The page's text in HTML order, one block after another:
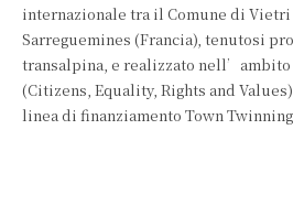
internazionale tra il Comune di
Sarreguemines (Francia), tenutosi
transalpina, e realizzato nell’ambito
(Citizens, Equality, Rights and
linea di finanziamento Town